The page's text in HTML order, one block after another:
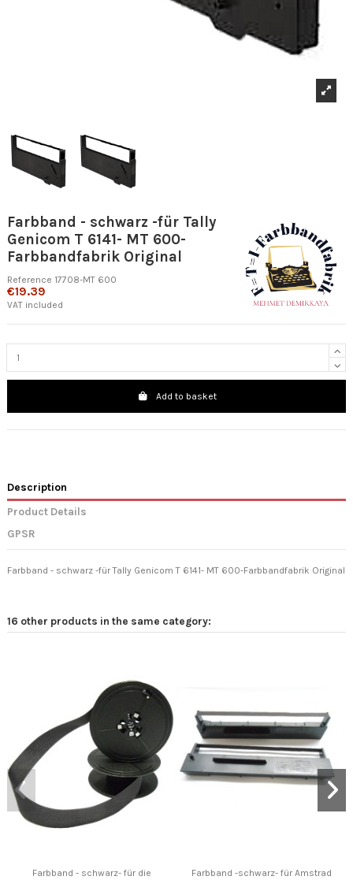
Farbband - schwarz -für Tally
Genicom T 6141- MT 600-
Farbbandfabrik Original
Reference 17708-MT 600
€19.39
VAT included
Add to basket
Description
Product Details
GPSR
Farbband - schwarz -für Tally Genicom T 6141- MT 600-Farbbandfabrik Original
16 other products in the same category:
Farbband - schwarz- für die
Farbband -schwarz- für Amstrad